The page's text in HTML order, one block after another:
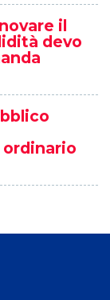
il
devo
ordinario